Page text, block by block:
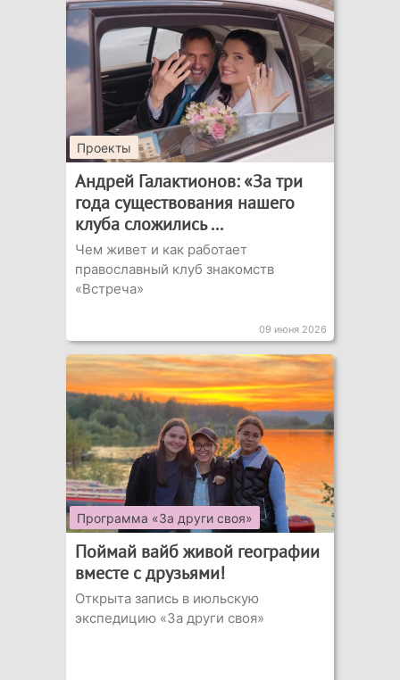
Проекты
Андрей Галактионов: «За три
года существования нашего
клуба сложились ...
Чем живет и как работает
православный клуб знакомств
«Встреча»
09 июня 2026
Программа «За други своя»
Поймай вайб живой географии
вместе с друзьями!
Открыта запись в июльскую
экспедицию «За други своя»